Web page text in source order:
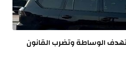
الوساطة وتضرب القانون